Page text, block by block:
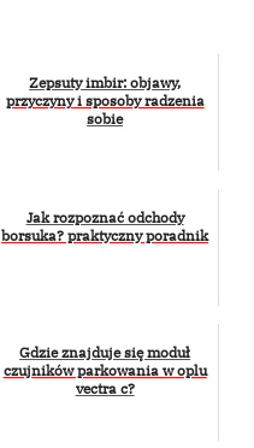
Zepsuty imbir: objawy,
przyczyny i sposoby radzenia
sobie
Jak rozpoznać odchody
borsuka? praktyczny poradnik
Gdzie znajduje się moduł
czujników parkowania w oplu
vectra c?